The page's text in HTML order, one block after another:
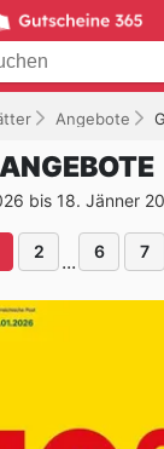
Angebote
bis 18. Jänner
2 ... 6 7